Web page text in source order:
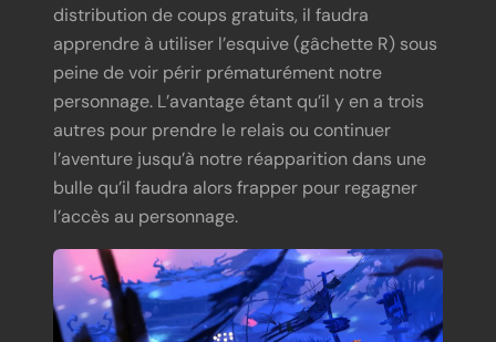
distribution de coups gratuits, il faudra
apprendre à utiliser l’esquive (gâchette R) sous
peine de voir périr prématurément notre
personnage. L’avantage étant qu’il y en a trois
autres pour prendre le relais ou continuer
l’aventure jusqu’à notre réapparition dans une
bulle qu’il faudra alors frapper pour regagner
l’accès au personnage.